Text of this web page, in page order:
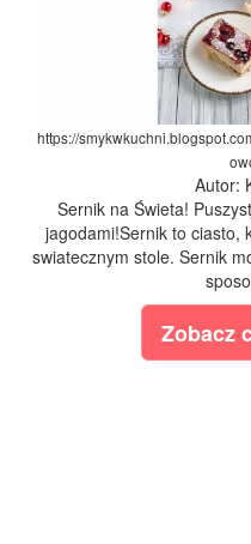
https://
Autor:
Sernik na Świeta!
jagodami!Sernik to ciasto,
swiatecznym stole. Sernik
Zobacz